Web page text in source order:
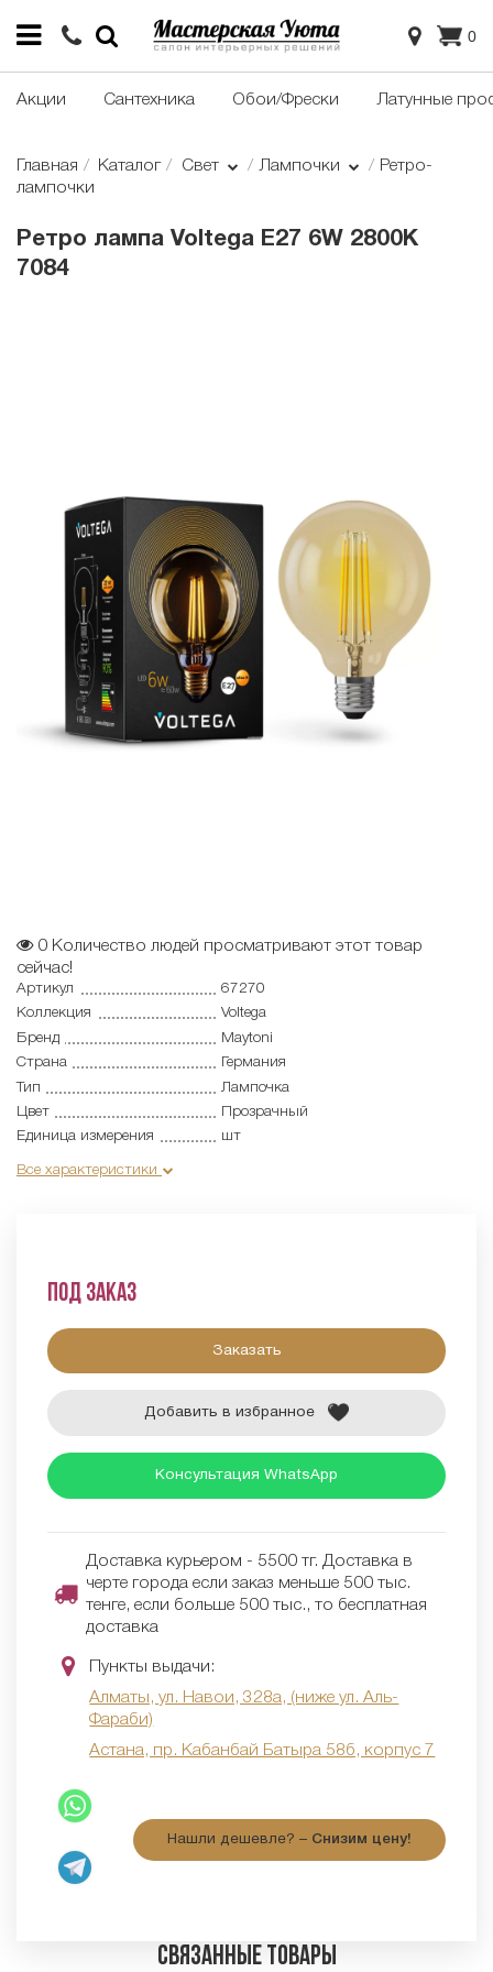
0
Акции Сантехника Обои/Фрески Латунные
Главная Каталог Свет Лампочки
Ретро-
лампочки
Ретро лампа Voltega E27 6W 2800K
7084
0 Количество людей просматривают этот товар
сейчас!
Артикул
67270
Коллекция
Voltega
Бренд
Maytoni
Страна
Германия
Тип
Лампочка
Цвет
Прозрачный
Единица измерения
шт
Все характеристики
Под заказ
Заказать
Добавить в избранное
Консультация WhatsApp
Доставка курьером - 5500 тг. Доставка в
черте города если заказ меньше 500 тыс.
тенге, если больше 500 тыс., то бесплатная
доставка
Пункты выдачи:
Алматы, ул. Навои, 328а, (ниже ул. Аль-
Фараби)
Астана, пр. Кабанбай Батыра 58б, корпус 7
Нашли дешевле? – Снизим цену!
Связанные товары